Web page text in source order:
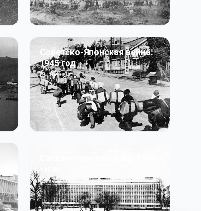
Советско-Японская война:
1945 год
50фото
13фото